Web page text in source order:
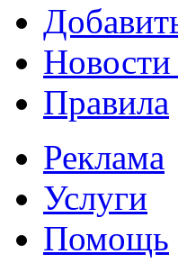
Новости
Правила
Реклама
Услуги
Помощь